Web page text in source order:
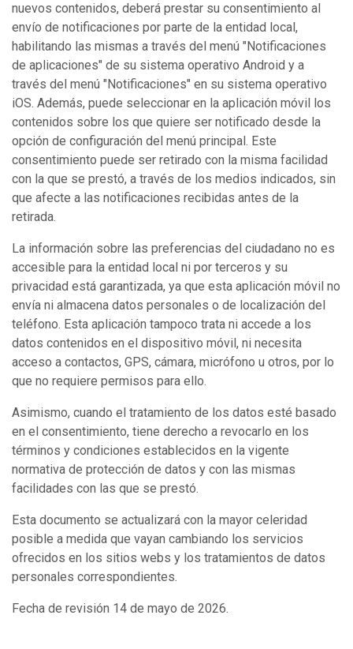
nuevos contenidos, deberá prestar su consentimiento al
envío de notificaciones por parte de la entidad local,
habilitando las mismas a través del menú "Notificaciones
de aplicaciones" de su sistema operativo Android y a
través del menú "Notificaciones" en su sistema operativo
iOS. Además, puede seleccionar en la aplicación móvil los
contenidos sobre los que quiere ser notificado desde la
opción de configuración del menú principal. Este
consentimiento puede ser retirado con la misma facilidad
con la que se prestó, a través de los medios indicados, sin
que afecte a las notificaciones recibidas antes de la
retirada.
La información sobre las preferencias del ciudadano no es
accesible para la entidad local ni por terceros y su
privacidad está garantizada, ya que esta aplicación móvil no
envía ni almacena datos personales o de localización del
teléfono. Esta aplicación tampoco trata ni accede a los
datos contenidos en el dispositivo móvil, ni necesita
acceso a contactos, GPS, cámara, micrófono u otros, por lo
que no requiere permisos para ello.
Asimismo, cuando el tratamiento de los datos esté basado
en el consentimiento, tiene derecho a revocarlo en los
términos y condiciones establecidos en la vigente
normativa de protección de datos y con las mismas
facilidades con las que se prestó.
Esta documento se actualizará con la mayor celeridad
posible a medida que vayan cambiando los servicios
ofrecidos en los sitios webs y los tratamientos de datos
personales correspondientes.
Fecha de revisión 14 de mayo de 2026.